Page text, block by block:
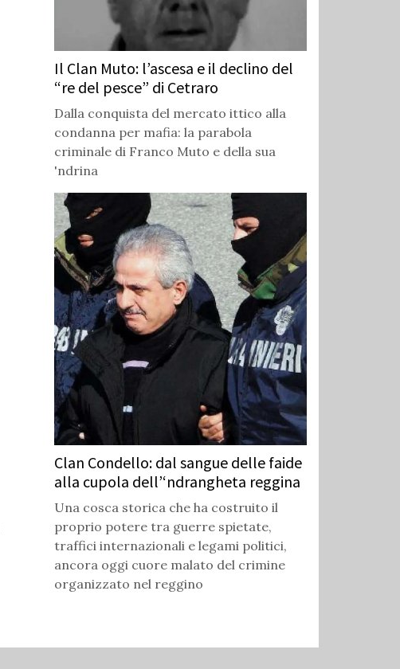
Il Clan Muto: l’ascesa e il declino del
“re del pesce” di Cetraro
Dalla conquista del mercato ittico alla
condanna per mafia: la parabola
criminale di Franco Muto e della sua
'ndrina
Clan Condello: dal sangue delle faide
alla cupola dell’‘ndrangheta reggina
Una cosca storica che ha costruito il
proprio potere tra guerre spietate,
traffici internazionali e legami politici,
ancora oggi cuore malato del crimine
organizzato nel reggino